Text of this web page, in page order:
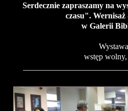
Serdecznie zapraszamy na
czasu". Wernisaż
w Galerii
wstęp